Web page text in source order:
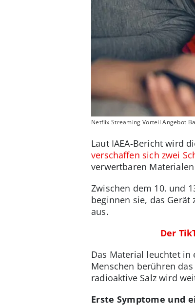
Netflix Streaming Vorteil Angebot
Laut IAEA-Bericht wird
verschaffen sich zwei
verwertbaren
Zwischen dem 10. und
beginnen sie, das
aus.
Der
Das Material leuchtet in
Menschen berühren
radioaktive Salz wird
Erste Symptome und